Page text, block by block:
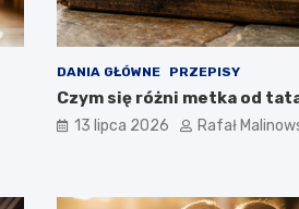
DANIA GŁÓWNE PRZEPISY
Czym się różni metka od
13 lipca 2026 Rafał